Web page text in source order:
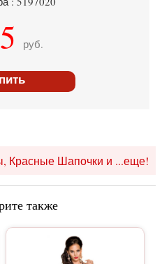
руб.
Красные Шапочки и ...еще!
также